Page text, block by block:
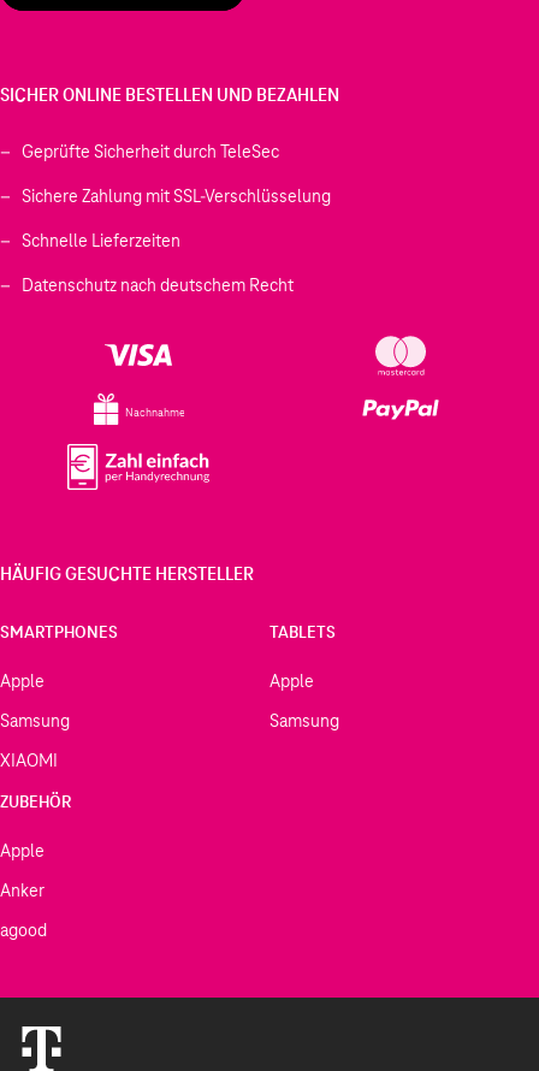
SICHER ONLINE BESTELLEN UND BEZAHLEN
Geprüfte Sicherheit durch TeleSec
Sichere Zahlung mit SSL-Verschlüsselung
Schnelle Lieferzeiten
Datenschutz nach deutschem Recht
Nachnahme
HÄUFIG GESUCHTE HERSTELLER
SMARTPHONES
Apple
Samsung
XIAOMI
TABLETS
Apple
Samsung
ZUBEHÖR
Apple
Anker
agood